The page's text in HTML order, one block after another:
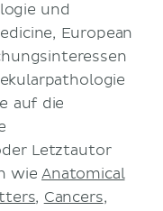
und
European
auf die
Letztautor
wieAnatomical
, Cancers,